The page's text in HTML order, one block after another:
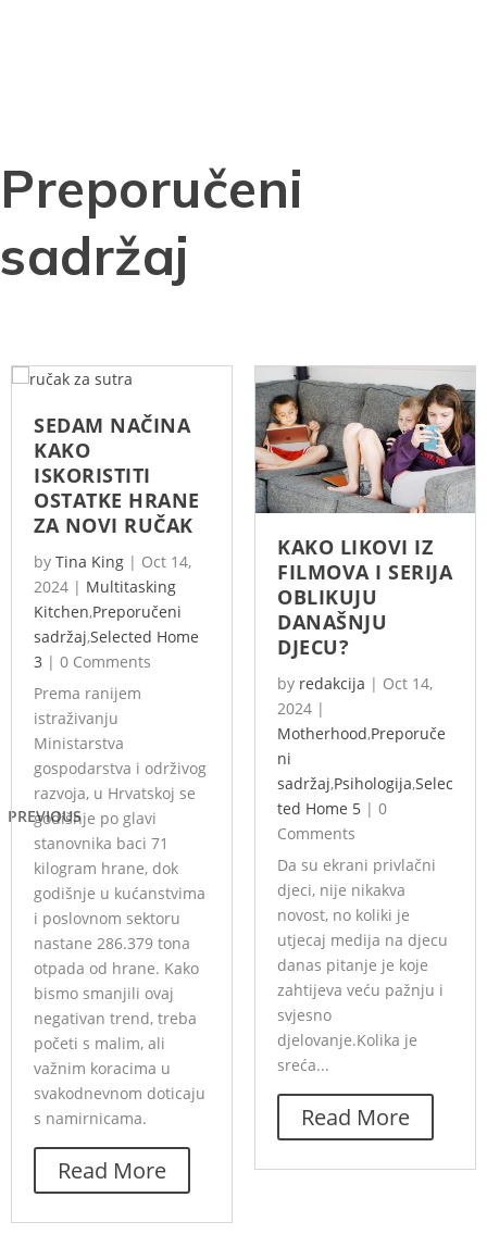
Preporučeni
sadržaj
PREVIOUS
SEDAM NAČINA
KAKO
ISKORISTITI
OSTATKE HRANE
ZA NOVI RUČAK
by Tina King | Oct 14,
2024 | Multitasking
Kitchen,Preporučeni
sadržaj,Selected Home
3 | 0 Comments
Prema ranijem
istraživanju
Ministarstva
gospodarstva i održivog
razvoja, u Hrvatskoj se
godišnje po glavi
stanovnika baci 71
kilogram hrane, dok
godišnje u kućanstvima
i poslovnom sektoru
nastane 286.379 tona
otpada od hrane. Kako
bismo smanjili ovaj
negativan trend, treba
početi s malim, ali
važnim koracima u
svakodnevnom doticaju
s namirnicama.
Read More
KAKO LIKOVI IZ
FILMOVA I SERIJA
OBLIKUJU
DANAŠNJU
DJECU?
by redakcija | Oct 14,
2024 |
Motherhood,Preporuče
ni
sadržaj,Psihologija,Selec
ted Home 5 | 0
Comments
Da su ekrani privlačni
djeci, nije nikakva
novost, no koliki je
utjecaj medija na djecu
danas pitanje je koje
zahtijeva veću pažnju i
svjesno
djelovanje.Kolika je
sreća...
Read More